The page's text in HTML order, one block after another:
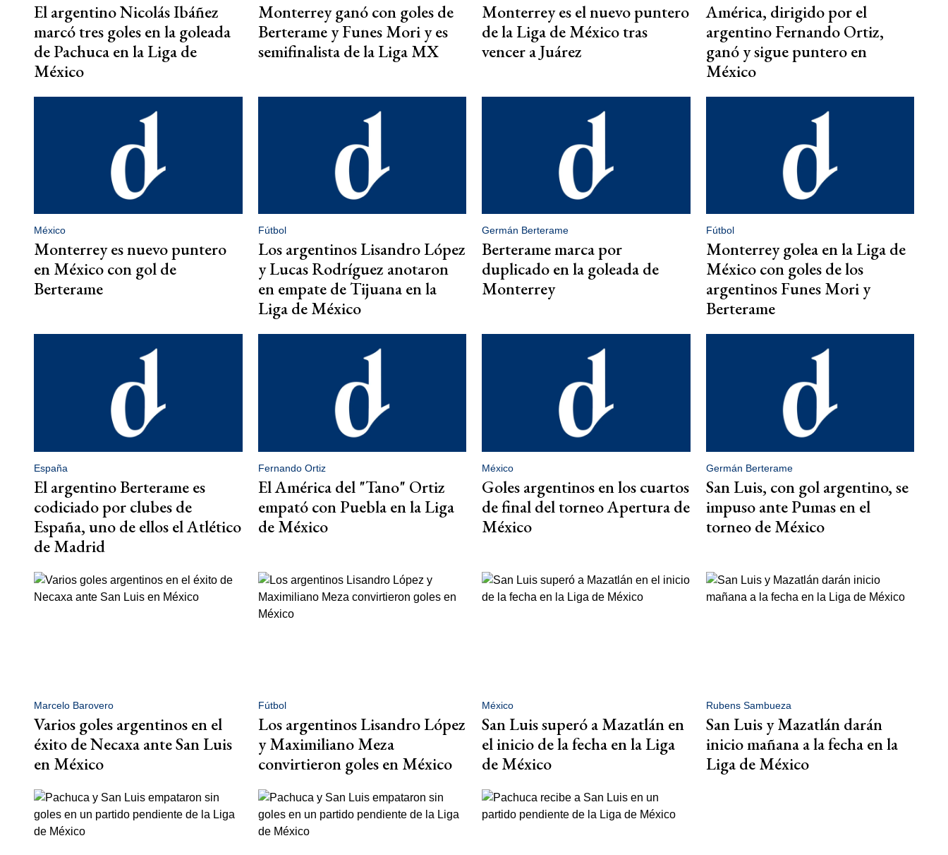
El argentino Nicolás Ibáñez
marcó tres goles en la goleada
de Pachuca en la Liga de
México
Monterrey ganó con goles de
Berterame y Funes Mori y es
semifinalista de la Liga MX
Monterrey es el nuevo puntero
de la Liga de México tras
vencer a Juárez
América, dirigido por el
argentino Fernando Ortiz,
ganó y sigue puntero en
México
México
Monterrey es nuevo puntero
en México con gol de
Berterame
Fútbol
Los argentinos Lisandro López
y Lucas Rodríguez anotaron
en empate de Tijuana en la
Liga de México
Germán Berterame
Berterame marca por
duplicado en la goleada de
Monterrey
Fútbol
Monterrey golea en la Liga de
México con goles de los
argentinos Funes Mori y
Berterame
España
El argentino Berterame es
codiciado por clubes de
España, uno de ellos el Atlético
de Madrid
Fernando Ortiz
El América del "Tano" Ortiz
empató con Puebla en la Liga
de México
México
Goles argentinos en los cuartos
de final del torneo Apertura de
México
Germán Berterame
San Luis, con gol argentino, se
impuso ante Pumas en el
torneo de México
Marcelo Barovero
Varios goles argentinos en el
éxito de Necaxa ante San Luis
en México
Fútbol
Los argentinos Lisandro López
y Maximiliano Meza
convirtieron goles en México
México
San Luis superó a Mazatlán en
el inicio de la fecha en la Liga
de México
Rubens Sambueza
San Luis y Mazatlán darán
inicio mañana a la fecha en la
Liga de México